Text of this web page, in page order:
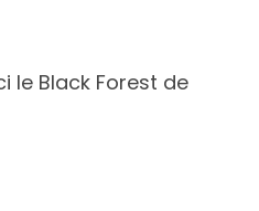
le Black Forest de